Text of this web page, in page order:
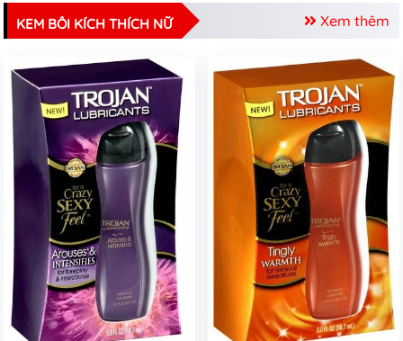
Xem thêm
KEM BÔI KÍCH THÍCH NỮ